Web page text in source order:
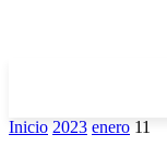
Inicio 2023 enero 11